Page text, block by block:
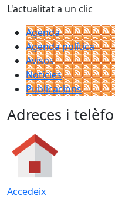
L'actualitat a un clic
Agenda
Agenda política
Avisos
Notícies
Publicacions
Adreces i
Accedeix